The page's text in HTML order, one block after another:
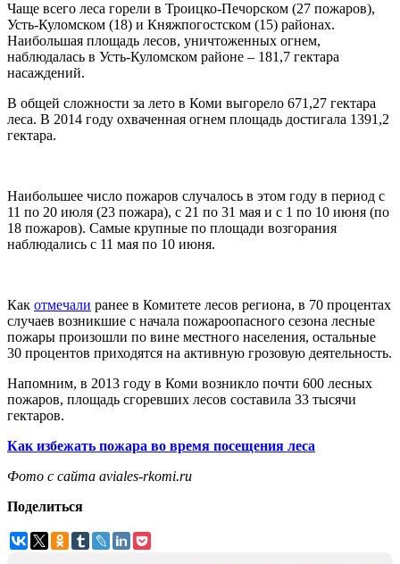
Чаще всего леса горели в Троицко-Печорском (27 пожаров),
Усть-Куломском (18) и Княжпогостском (15) районах.
Наибольшая площадь лесов, уничтоженных огнем,
наблюдалась в Усть-Куломском районе – 181,7 гектара
насаждений.
В общей сложности за лето в Коми выгорело 671,27 гектара
леса. В 2014 году охваченная огнем площадь достигала 1391,2
гектара.
Наибольшее число пожаров случалось в этом году в период с
11 по 20 июля (23 пожара), с 21 по 31 мая и с 1 по 10 июня (по
18 пожаров). Самые крупные по площади возгорания
наблюдались с 11 мая по 10 июня.
Как отмечали ранее в Комитете лесов региона, в 70 процентах
случаев возникшие с начала пожароопасного сезона лесные
пожары произошли по вине местного населения, остальные
30 процентов приходятся на активную грозовую деятельность.
Напомним, в 2013 году в Коми возникло почти 600 лесных
пожаров, площадь сгоревших лесов составила 33 тысячи
гектаров.
Как избежать пожара во время посещения леса
Фото с сайта aviales-rkomi.ru
Поделиться